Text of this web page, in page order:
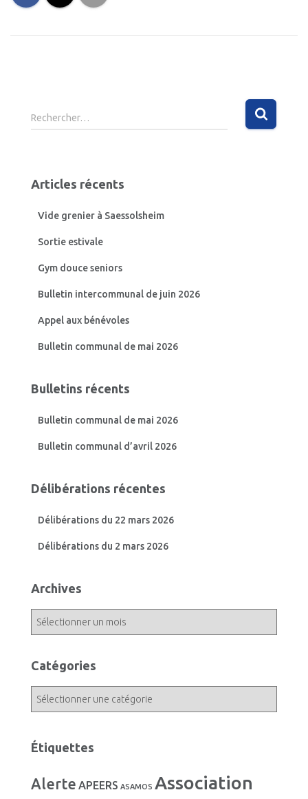
R
e
r
Rechercher…
Articles récents
Vide grenier à Saessolsheim
Sortie estivale
Gym douce seniors
Bulletin intercommunal de juin 2026
Appel aux bénévoles
Bulletin communal de mai 2026
Bulletins récents
Bulletin communal de mai 2026
Bulletin communal d’avril 2026
Délibérations récentes
Délibérations du 22 mars 2026
Délibérations du 2 mars 2026
Archives
h
Catégories
é
g
r
Étiquettes
Alerte APEERS ASAMOS Association